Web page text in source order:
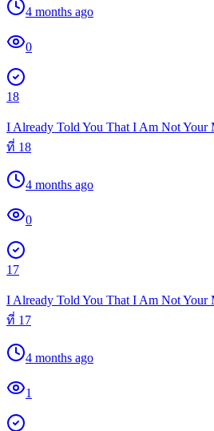
4 months ago
0
18
I Already Told You That I Am Not
ที่ 18
4 months ago
0
17
I Already Told You That I Am Not
ที่ 17
4 months ago
1